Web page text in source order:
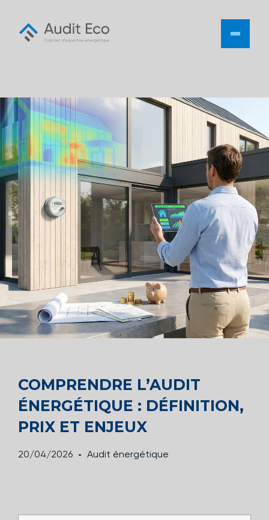
COMPRENDRE L’AUDIT
ÉNERGÉTIQUE : DÉFINITION,
PRIX ET ENJEUX
20/04/2026 Audit énergétique